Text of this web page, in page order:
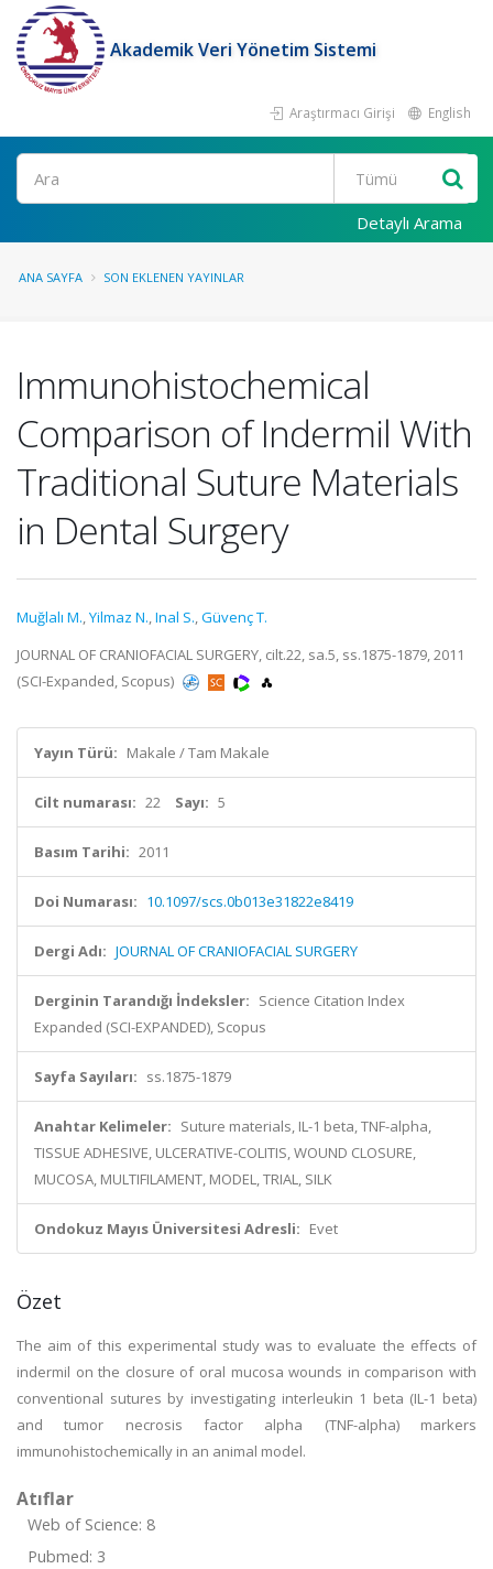
Akademik Veri Yönetim Sistemi
Araştırmacı Girişi English
Ara
Detaylı Arama
ANA SAYFA SON EKLENEN YAYINLAR
Immunohistochemical
Comparison of Indermil With
Traditional Suture Materials
in Dental Surgery
Muğlalı M.,Yilmaz N.,Inal S.,Güvenç T.
JOURNAL OF CRANIOFACIAL SURGERY, cilt.22, sa.5, ss.1875-1879, 2011
(SCI-Expanded, Scopus)
Yayın Türü: Makale / Tam Makale
Cilt numarası: 22 Sayı: 5
Basım Tarihi: 2011
Doi Numarası: 10.1097/scs.0b013e31822e8419
Dergi Adı: JOURNAL OF CRANIOFACIAL SURGERY
Derginin Tarandığı İndeksler: Science Citation Index
Expanded (SCI-EXPANDED), Scopus
Sayfa Sayıları: ss.1875-1879
Anahtar Kelimeler: Suture materials, IL-1 beta, TNF-alpha,
TISSUE ADHESIVE, ULCERATIVE-COLITIS, WOUND CLOSURE,
MUCOSA, MULTIFILAMENT, MODEL, TRIAL, SILK
Ondokuz Mayıs Üniversitesi Adresli: Evet
Özet
The aim of this experimental study was to evaluate the effects of
indermil on the closure of oral mucosa wounds in comparison with
conventional sutures by investigating interleukin 1 beta (IL-1 beta)
and tumor necrosis factor alpha (TNF-alpha) markers
immunohistochemically in an animal model.
Atıflar
Web of Science: 8
Pubmed: 3